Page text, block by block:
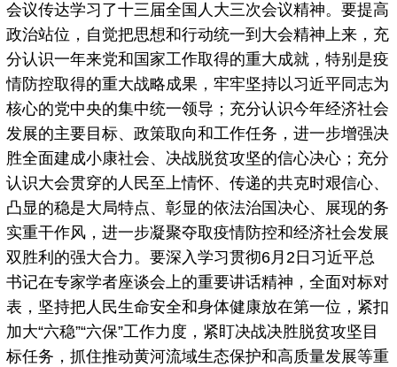
会议传达学习了十三届全国人大三次会议精神。要提高
政治站位，自觉把思想和行动统一到大会精神上来，充
分认识一年来党和国家工作取得的重大成就，特别是疫
情防控取得的重大战略成果，牢牢坚持以习近平同志为
核心的党中央的集中统一领导；充分认识今年经济社会
发展的主要目标、政策取向和工作任务，进一步增强决
胜全面建成小康社会、决战脱贫攻坚的信心决心；充分
认识大会贯穿的人民至上情怀、传递的共克时艰信心、
凸显的稳是大局特点、彰显的依法治国决心、展现的务
实重干作风，进一步凝聚夺取疫情防控和经济社会发展
双胜利的强大合力。要深入学习贯彻6月2日习近平总
书记在专家学者座谈会上的重要讲话精神，全面对标对
表，坚持把人民生命安全和身体健康放在第一位，紧扣
加大“六稳”“六保”工作力度，紧盯决战决胜脱贫攻坚目
标任务，抓住推动黄河流域生态保护和高质量发展等重